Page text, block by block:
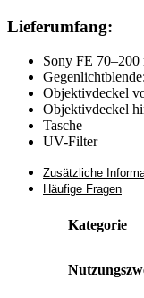
Lieferumfang:
Sony FE
Objektivdeckel
Objektivdeckel
Tasche
UV-Filter
Zusätzliche
Häufige Fragen
Kategorie